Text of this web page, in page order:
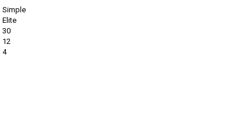
Simple
Elite
30
12
4